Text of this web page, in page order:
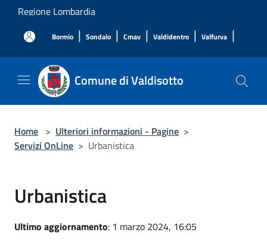
Salta al contenuto principale
Regione Lombardia
Bormio | Sondalo | Cmav | Valdidentro | Valfurva |
Comune di Valdisotto
Home > Ulteriori informazioni - Pagine >
Servizi OnLine > Urbanistica
Urbanistica
Ultimo aggiornamento: 1 marzo 2024, 16:05